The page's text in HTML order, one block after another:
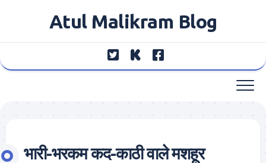
Atul Malikram Blog
भारी-भरकम कद-काठी वाले मशहूर